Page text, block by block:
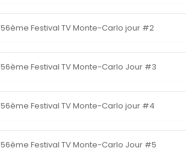
56ème Festival TV Monte-Carlo jour #2
56ème Festival TV Monte-Carlo Jour #3
56ème Festival TV Monte-Carlo jour #4
56ème Festival TV Monte-Carlo Jour #5